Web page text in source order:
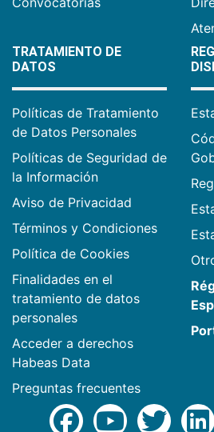
TRATAMIENTO DE
DATOS
Políticas de Tratamiento
de Datos Personales
Políticas de Seguridad de
la Información
Aviso de Privacidad
Términos y Condiciones
Política de Cookies
Finalidades en el
tratamiento de datos
personales
Acceder a derechos
Habeas Data
Preguntas frecuentes